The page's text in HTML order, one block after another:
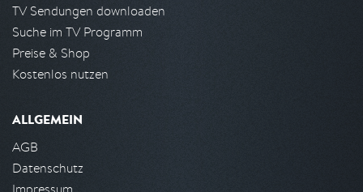
TV Sendungen downloaden
Suche im TV Programm
Preise & Shop
Kostenlos nutzen
ALLGEMEIN
AGB
Datenschutz